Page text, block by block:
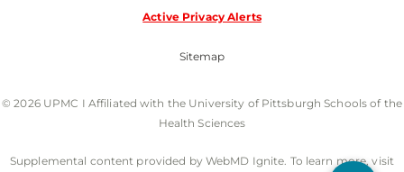
Active Privacy Alerts
Sitemap
© 2026 UPMC I Affiliated with the University of Pittsburgh Schools of the
Health Sciences
Supplemental content provided by WebMD Ignite. To learn more, visit